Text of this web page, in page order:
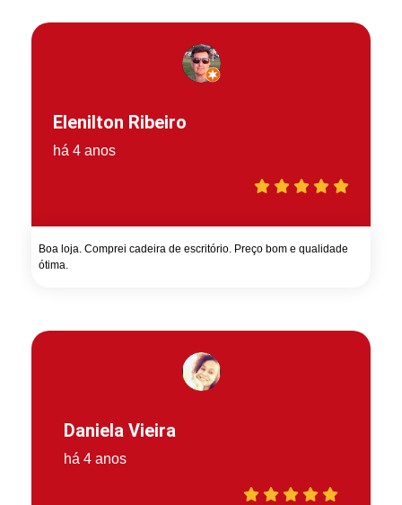
Elenilton Ribeiro
há 4 anos
Boa loja. Comprei cadeira de escritório. Preço bom e qualidade
ótima.
Daniela Vieira
há 4 anos